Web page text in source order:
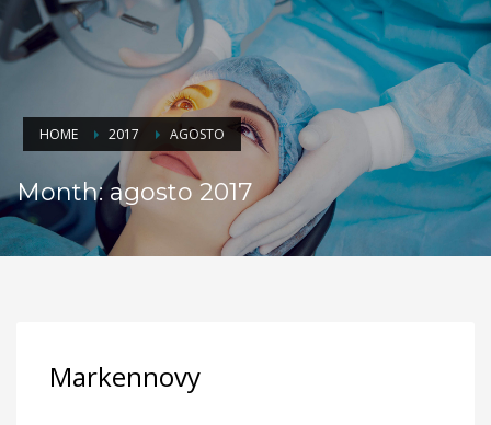
HOME 2017 AGOSTO
Month: agosto 2017
Markennovy